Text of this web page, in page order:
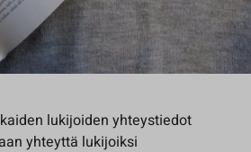
lukijoiden yhteystiedot
yhteyttä lukijoiksi